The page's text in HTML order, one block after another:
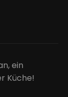
ein
Küche!